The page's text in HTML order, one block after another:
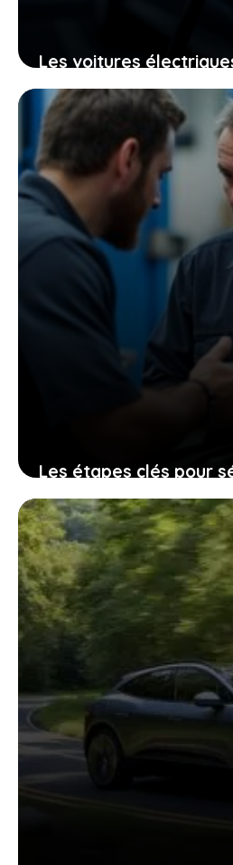
Les voitures
corrigées pour de
à passer à la vitesse
27 avril 2026
Les étapes clés pour
garage automobile
stress et mauvaises
22 avril 2026